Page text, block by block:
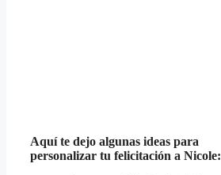
Aquí te dejo algunas ideas para
personalizar tu felicitación a Nicole: